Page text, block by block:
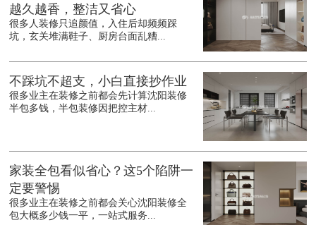
越久越香，整洁又省心
很多人装修只追颜值，入住后却频频踩
坑，玄关堆满鞋子、厨房台面乱糟...
不踩坑不超支，小白直接抄作业
很多业主在装修之前都会先计算沈阳装修
半包多钱，半包装修因把控主材...
家装全包看似省心？这5个陷阱一
定要警惕
很多业主在装修之前都会关心沈阳装修全
包大概多少钱一平，一站式服务...